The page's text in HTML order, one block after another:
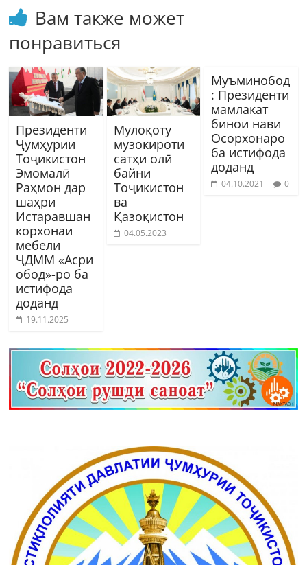
Вам также может
понравиться
Президенти
Ҷумҳурии
Тоҷикистон
Эмомалӣ
Раҳмон дар
шаҳри
Истаравшан
корхонаи
мебели
ҶДММ «Асри
обод»-ро ба
истифода
доданд
19.11.2025
Мулоқоту
музокироти
сатҳи олӣ
байни
Тоҷикистон
ва
Қазоқистон
04.05.2023
Муъминобод
: Президенти
мамлакат
бинои нави
Осорхонаро
ба истифода
доданд
04.10.2021 0